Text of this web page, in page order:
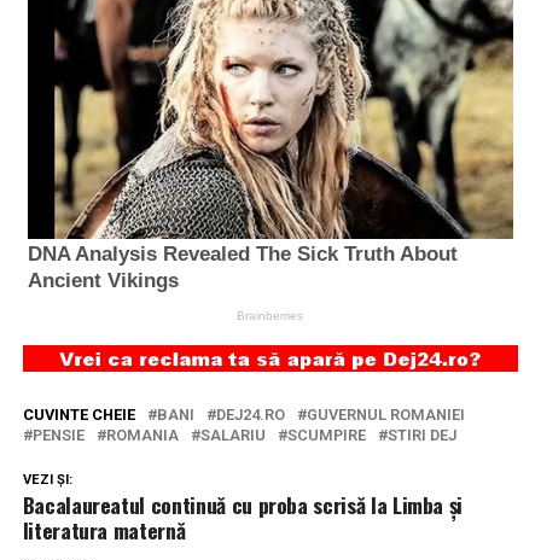
CUVINTE CHEIE BANI DEJ24.RO
GUVERNUL ROMANIEI
PENSIE
ROMANIA SALARIU SCUMPIRE STIRI DEJ
VEZI ȘI:
Bacalaureatul continuă cu proba scrisă la Limba şi
literatura maternă